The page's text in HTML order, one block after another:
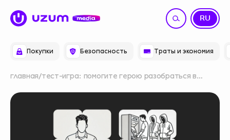
Покупки Безопасность Траты и экономия
RU
UZ
главная тест-игра: помогите герою разобраться в